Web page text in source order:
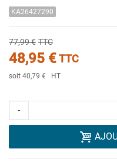
KA26427290
77,99 € TTC
48,95 €TTC
soit 40,79 € HT
-